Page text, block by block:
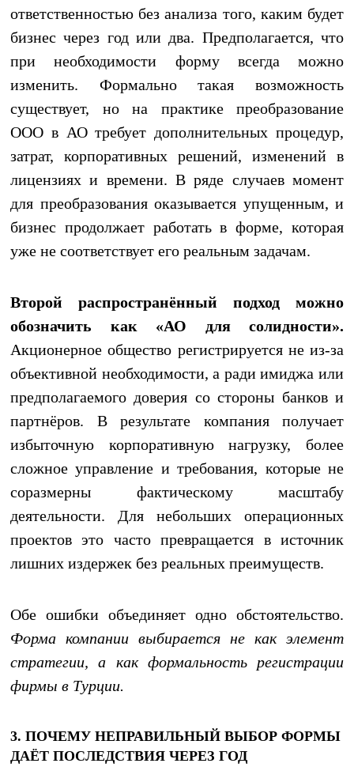
ответственностью без анализа того, каким будет
бизнес через год или два. Предполагается, что
при необходимости форму всегда можно
изменить. Формально такая возможность
существует, но на практике преобразование
ООО в АО требует дополнительных процедур,
затрат, корпоративных решений, изменений в
лицензиях и времени. В ряде случаев момент
для преобразования оказывается упущенным, и
бизнес продолжает работать в форме, которая
уже не соответствует его реальным задачам.
Второй распространённый подход можно
обозначить как «АО для солидности».
Акционерное общество регистрируется не из-за
объективной необходимости, а ради имиджа или
предполагаемого доверия со стороны банков и
партнёров. В результате компания получает
избыточную корпоративную нагрузку, более
сложное управление и требования, которые не
соразмерны фактическому масштабу
деятельности. Для небольших операционных
проектов это часто превращается в источник
лишних издержек без реальных преимуществ.
Обе ошибки объединяет одно обстоятельство.
Форма компании выбирается не как элемент
стратегии, а как формальность регистрации
фирмы в Турции.
3. ПОЧЕМУ НЕПРАВИЛЬНЫЙ ВЫБОР ФОРМЫ
ДАЁТ ПОСЛЕДСТВИЯ ЧЕРЕЗ ГОД